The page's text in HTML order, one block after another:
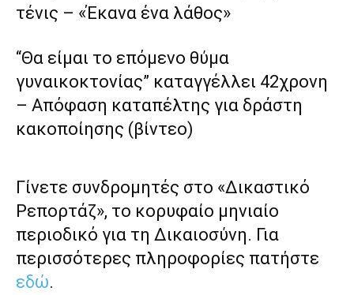
τένις – «Έκανα ένα λάθος»
“Θα είμαι το επόμενο θύμα
γυναικοκτονίας” καταγγέλλει 42χρονη
– Απόφαση καταπέλτης για δράστη
κακοποίησης (βίντεο)
Γίνετε συνδρομητές στο «Δικαστικό
Ρεπορτάζ», το κορυφαίο μηνιαίο
περιοδικό για τη Δικαιοσύνη. Για
περισσότερες πληροφορίες πατήστε
εδώ.